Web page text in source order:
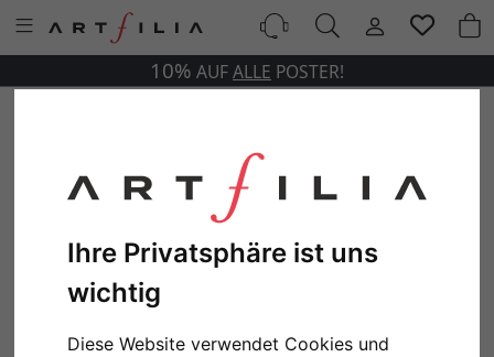
Ihre Privatsphäre ist uns
wichtig
Diese Website verwendet Cookies und
10% AUFALLE POSTER!